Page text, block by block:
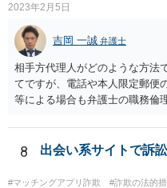
2023年2月5日
吉岡 一誠 弁護士
相手方代理人がどのような方法
てですが、電話や本人限定郵便
等による場合も弁護士の職務倫
が弁護士に依頼するより前に、
る場合、相手方代理人は相談
様の自宅に書面を郵送すること
の対象になり得る)ため、家族に
8 出会い系サイトで訴
#マッチングアプリ詐欺 #詐欺の法的